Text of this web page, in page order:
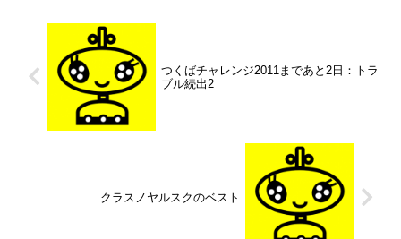
つくばチャレンジ2011まであと2日：トラ
ブル続出2
クラスノヤルスクのベスト